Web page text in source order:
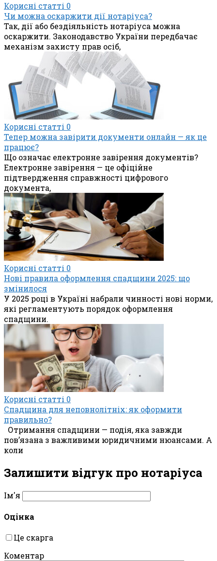
Корисні статті 0
Чи можна оскаржити дії нотаріуса?
Так, дії або бездіяльність нотаріуса можна
оскаржити. Законодавство України передбачає
механізм захисту прав осіб,
Корисні статті 0
Тепер можна завірити документи онлайн — як це
працює?
Що означає електронне завірення документів?
Електронне завірення — це офіційне
підтвердження справжності цифрового
документа,
Корисні статті 0
Нові правила оформлення спадщини 2025: що
змінилося
У 2025 році в Україні набрали чинності нові норми,
які регламентують порядок оформлення
спадщини.
Корисні статті 0
Спадщина для неповнолітніх: як оформити
правильно?
Отримання спадщини — подія, яка завжди
пов’язана з важливими юридичними нюансами. А
коли
Залишити відгук про нотаріуса
Ім'я
Оцінка
Це скарга
Коментар